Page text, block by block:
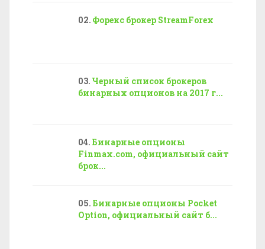
Форекс брокер StreamForex
Черный список брокеров
бинарных опционов на 2017 г...
Бинарные опционы
Finmax.com, официальный сайт
брок...
Бинарные опционы Pocket
Option, официальный сайт б...